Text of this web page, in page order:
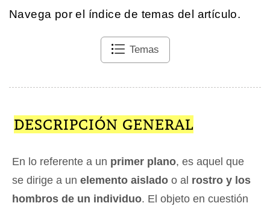
Navega por el índice de temas del artículo.
Temas
DESCRIPCIÓN GENERAL
En lo referente a un primer plano, es aquel que
se dirige a un elemento aislado o al rostro y los
hombros de un individuo. El objeto en cuestión